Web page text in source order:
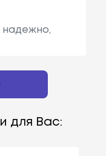
надежно,
для Вас: